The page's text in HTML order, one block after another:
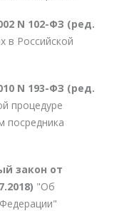
N 102-ФЗ (ред.
в Российской
N 193-ФЗ (ред.
процедуре
посредника
закон от
"Об